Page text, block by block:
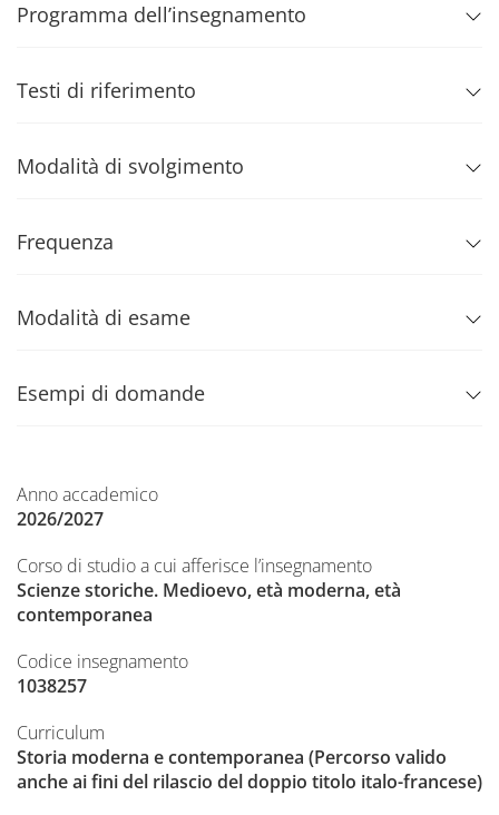
Programma dell’insegnamento
Testi di riferimento
Modalità di svolgimento
Frequenza
Modalità di esame
Esempi di domande
Anno accademico
2026/2027
Corso di studio a cui afferisce l’insegnamento
Scienze storiche. Medioevo, età moderna, età
contemporanea
Codice insegnamento
1038257
Curriculum
Storia moderna e contemporanea (Percorso valido
anche ai fini del rilascio del doppio titolo italo-francese)